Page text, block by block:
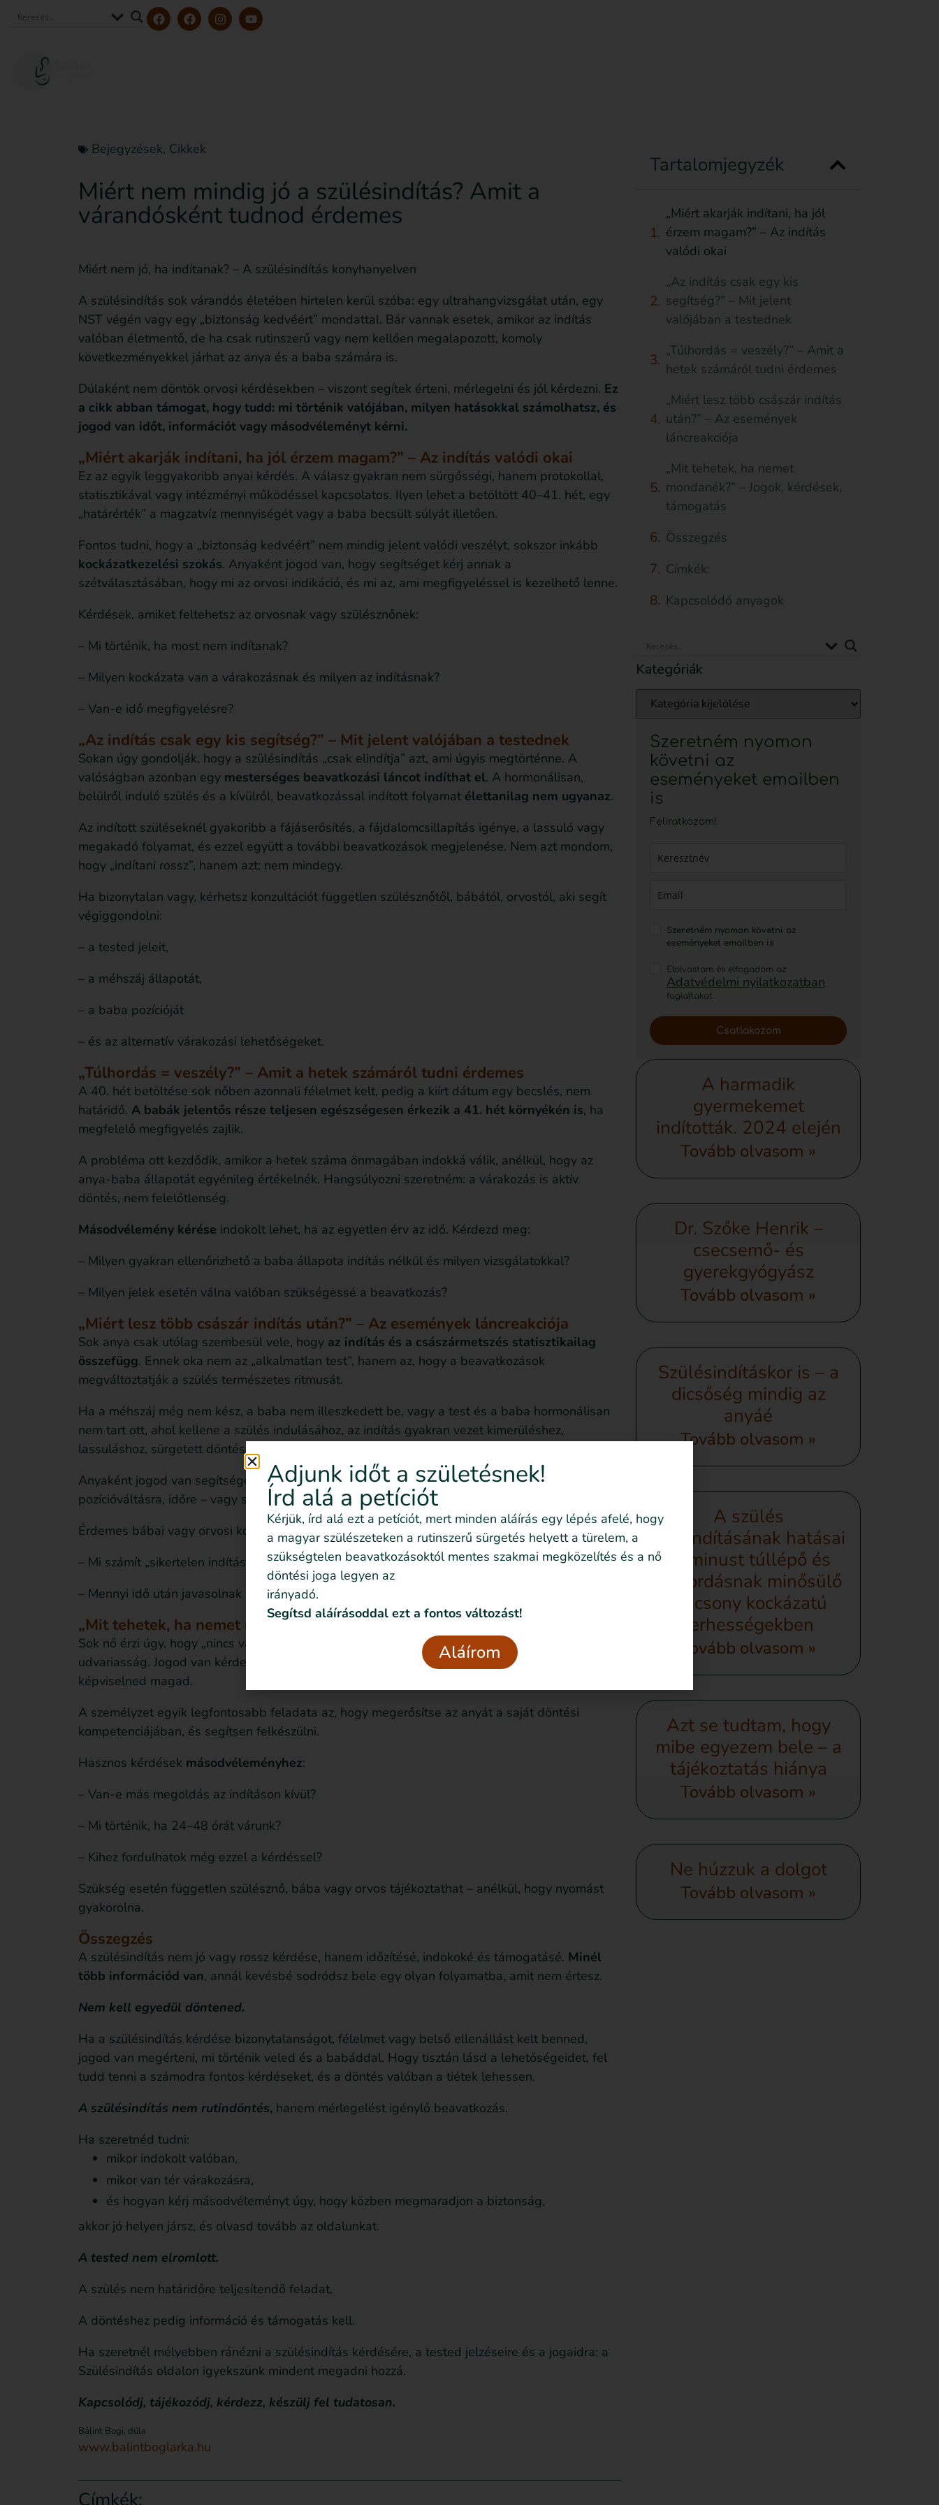
Bejegyzések, Cikkek
Miért nem mindig jó a szülésindítás? Amit a
várandósként tudnod érdemes
Miért nem jó, ha indítanak? – A szülésindítás konyhanyelven
A szülésindítás sok várandós életében hirtelen kerül szóba: egy ultrahangvizsgálat után, egy
NST végén vagy egy „biztonság kedvéért” mondattal. Bár vannak esetek, amikor az indítás
valóban életmentő, de ha csak rutinszerű vagy nem kellően megalapozott, komoly
következményekkel járhat az anya és a baba számára is.
Dúlaként nem döntök orvosi kérdésekben – viszont segítek érteni, mérlegelni és jól kérdezni. Ez
a cikk abban támogat, hogy tudd: mi történik valójában, milyen hatásokkal számolhatsz, és
jogod van időt, információt vagy másodvéleményt kérni.
„Miért akarják indítani, ha jól érzem magam?” – Az indítás valódi okai
Ez az egyik leggyakoribb anyai kérdés. A válasz gyakran nem sürgősségi, hanem protokollal,
statisztikával vagy intézményi működéssel kapcsolatos. Ilyen lehet a betöltött 40–41. hét, egy
„határérték” a magzatvíz mennyiségét vagy a baba becsült súlyát illetően.
Fontos tudni, hogy a „biztonság kedvéért” nem mindig jelent valódi veszélyt, sokszor inkább
kockázatkezelési szokás. Anyaként jogod van, hogy segítséget kérj annak a
szétválasztásában, hogy mi az orvosi indikáció, és mi az, ami megfigyeléssel is kezelhető lenne.
Kérdések, amiket feltehetsz az orvosnak vagy szülésznőnek:
– Mi történik, ha most nem indítanak?
– Milyen kockázata van a várakozásnak és milyen az indításnak?
– Van-e idő megfigyelésre?
„Az indítás csak egy kis segítség?” – Mit jelent valójában a testednek
Sokan úgy gondolják, hogy a szülésindítás „csak elindítja” azt, ami úgyis megtörténne. A
valóságban azonban egy mesterséges beavatkozási láncot indíthat el. A hormonálisan,
belülről induló szülés és a kívülről, beavatkozással indított folyamat élettanilag nem ugyanaz.
Az indított szüléseknél gyakoribb a fájáserősítés, a fájdalomcsillapítás igénye, a lassuló vagy
megakadó folyamat, és ezzel együtt a további beavatkozások megjelenése. Nem azt mondom,
hogy „indítani rossz”, hanem azt: nem mindegy.
Ha bizonytalan vagy, kérhetsz konzultációt független szülésznőtől, bábától, orvostól, aki segít
végiggondolni:
– a tested jeleit,
– a méhszáj állapotát,
– a baba pozícióját
– és az alternatív várakozási lehetőségeket.
„Túlhordás = veszély?” – Amit a hetek számáról tudni érdemes
A 40. hét betöltése sok nőben azonnali félelmet kelt, pedig a kiírt dátum egy becslés, nem
határidő. A babák jelentős része teljesen egészségesen érkezik a 41. hét környékén is, ha
megfelelő megfigyelés zajlik.
A probléma ott kezdődik, amikor a hetek száma önmagában indokká válik, anélkül, hogy az
anya-baba állapotát egyénileg értékelnék. Hangsúlyozni szeretném: a várakozás is aktív
döntés, nem felelőtlenség.
Másodvélemény kérése indokolt lehet, ha az egyetlen érv az idő. Kérdezd meg:
– Milyen gyakran ellenőrizhető a baba állapota indítás nélkül és milyen vizsgálatokkal?
– Milyen jelek esetén válna valóban szükségessé a beavatkozás?
„Miért lesz több császár indítás után?” – Az események láncreakciója
Sok anya csak utólag szembesül vele, hogy az indítás és a császármetszés statisztikailag
összefügg. Ennek oka nem az „alkalmatlan test”, hanem az, hogy a beavatkozások
megváltoztatják a szülés természetes ritmusát.
Ha a méhszáj még nem kész, a baba nem illeszkedett be, vagy a test és a baba hormonálisan
nem tart ott, ahol kellene a szülés indulásához, az indítás gyakran vezet kimerüléshez,
lassuláshoz, sürgetett döntésekhez.
Anyaként jogod van segítséget kérni, hogy felismerd, mikor van még tér támogatásra,
pozícióváltásra, időre – vagy sürgős orvosi beavatkozásra.
Érdemes bábai vagy orvosi konzultáción rákérdezni:
– Mi számít „sikertelen indításnak”?
– Mennyi idő után javasolnak újabb beavatkozást?
„Mit tehetek, ha nemet mondanék?” – Jogok, kérdések, támogatás
Sok nő érzi úgy, hogy „nincs választása”, pedig a tájékoztatáson alapuló beleegyezés jog
udvariasság. Jogod van kérdezni, időt kérni, alternatívát kapni – és nem kell egyedül
képviselned magad.
A személyzet egyik legfontosabb feladata az, hogy megerősítse az anyát a saját döntési
kompetenciájában, és segítsen felkészülni.
Hasznos kérdések másodvéleményhez:
– Van-e más megoldás az indításon kívül?
– Mi történik, ha 24–48 órát várunk?
– Kihez fordulhatok még ezzel a kérdéssel?
Szükség esetén független szülésznő, bába vagy orvos tájékoztathat – anélkül, hogy nyomást
gyakorolna.
Összegzés
A szülésindítás nem jó vagy rossz kérdése, hanem időzítésé, indokoké és támogatásé. Minél
több információd van, annál kevésbé sodródsz bele egy olyan folyamatba, amit nem értesz.
Nem kell egyedül döntened.
Ha a szülésindítás kérdése bizonytalanságot, félelmet vagy belső ellenállást kelt benned,
jogod van megérteni, mi történik veled és a babáddal. Hogy tisztán lásd a lehetőségeidet, fel
tudd tenni a számodra fontos kérdéseket, és a döntés valóban a tiétek lehessen.
A szülésindítás nem rutindöntés, hanem mérlegelést igénylő beavatkozás.
Ha szeretnéd tudni:
mikor indokolt valóban,
mikor van tér várakozásra,
és hogyan kérj másodvéleményt úgy, hogy közben megmaradjon a biztonság,
akkor jó helyen jársz, és olvasd tovább az oldalunkat.
A tested nem elromlott.
A szülés nem határidőre teljesítendő feladat.
A döntéshez pedig információ és támogatás kell.
Ha szeretnél mélyebben ránézni a szülésindítás kérdésére, a tested jelzéseire és a jogaidra: a
Szülésindítás oldalon igyekszünk mindent megadni hozzá.
Kapcsolódj, tájékozódj, kérdezz, készülj fel tudatosan.
Bálint Bogi, dúla
www.balintboglarka.hu
Címkék:
Tartalomjegyzék
„Miért akarják indítani, ha jól
érzem magam?” – Az indítás
valódi okai
„Az indítás csak egy kis
segítség?” – Mit jelent
valójában a testednek
„Túlhordás = veszély?” – Amit a
hetek számáról tudni érdemes
„Miért lesz több császár indítás
után?” – Az események
láncreakciója
„Mit tehetek, ha nemet
mondanék?” – Jogok, kérdések,
támogatás
Összegzés
Címkék:
Kapcsolódó anyagok
Kategóriák
Szeretném nyomon
követni az
eseményeket emailben
is
Feliratkozom!
Szeretném nyomon követni az
eseményeket emailben is
Elolvastam és elfogadom az
Adatvédelmi nyilatkozatban
foglaltakat.
Csatlakozom
A harmadik
gyermekemet
indították. 2024 elején
Tovább olvasom »
Dr. Szőke Henrik –
csecsemő- és
gyerekgyógyász
Tovább olvasom »
Szülésindításkor is – a
dicsőség mindig az
anyáé
Tovább olvasom »
A szülés
megindításának hatásai
terminust túllépő és
túlhordásnak minősülő
alacsony kockázatú
terhességekben
Tovább olvasom »
Azt se tudtam, hogy
mibe egyezem bele – a
tájékoztatás hiánya
Tovább olvasom »
Ne húzzuk a dolgot
Tovább olvasom »
Adjunk időt a születésnek!
Írd alá a petíciót
Kérjük, írd alá ezt a petíciót, mert minden aláírás egy lépés afelé, hogy
a magyar szülészeteken a rutinszerű sürgetés helyett a türelem, a
szükségtelen beavatkozásoktól mentes szakmai megközelítés és a nő
döntési joga legyen az
irányadó.
Segítsd aláírásoddal ezt a fontos változást!
Aláírom